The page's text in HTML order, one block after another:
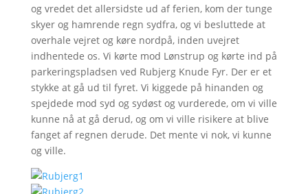
og vredet det allersidste ud af ferien, kom der tunge
skyer og hamrende regn sydfra, og vi besluttede at
overhale vejret og køre nordpå, inden uvejret
indhentede os. Vi kørte mod Lønstrup og kørte ind på
parkeringspladsen ved Rubjerg Knude Fyr. Der er et
stykke at gå ud til fyret. Vi kiggede på hinanden og
spejdede mod syd og sydøst og vurderede, om vi ville
kunne nå at gå derud, og om vi ville risikere at blive
fanget af regnen derude. Det mente vi nok, vi kunne
og ville.